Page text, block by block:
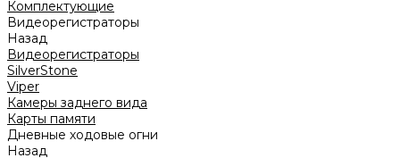
Комплектующие
Видеорегистраторы
Назад
Видеорегистраторы
SilverStone
Viper
Камеры заднего вида
Карты памяти
Дневные ходовые огни
Назад